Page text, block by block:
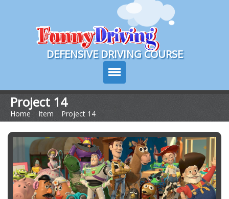
Course Login
DEFENSIVE DRIVING COURSE
Texas Drivers Ed
Course Info
Signup
Choose Your State
Project 14
Home Item Project 14